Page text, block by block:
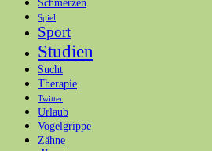
Schmerzen
Spiel
Sport
Studien
Sucht
Therapie
Twitter
Urlaub
Vogelgrippe
Zähne